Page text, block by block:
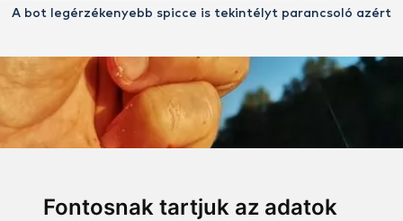
Fontosnak tartjuk az adatok
A bot legérzékenyebb spicce is tekintélyt parancsoló azért